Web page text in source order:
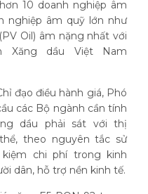
10 doanh nghiệp âm
nghiệp âm quỹ lớn như
Oil) âm nặng nhất với
Xăng dầu Việt Nam
đạo điều hành giá, Phó
các Bộ ngành cần tính
dầu phải sát với thị
theo nguyên tắc sử
chi phí trong kinh
dân, hỗ trợ nền kinh tế.